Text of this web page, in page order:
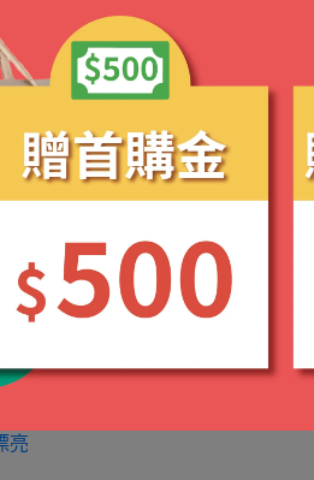
利技術 ，將益生菌包裹四層外衣，能
生菌，是真正好的益生菌。
亮